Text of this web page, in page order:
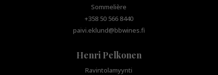
Sommelière
+358 50 566 8440
paivi.eklund@bbwines.fi
Henri Pelkonen
Ravintolamyynti